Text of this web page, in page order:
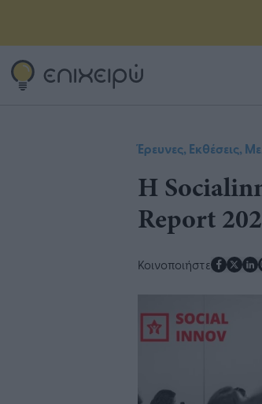
Έρευνες, Εκθέσεις,
H
Report
Κοινοποιήστε